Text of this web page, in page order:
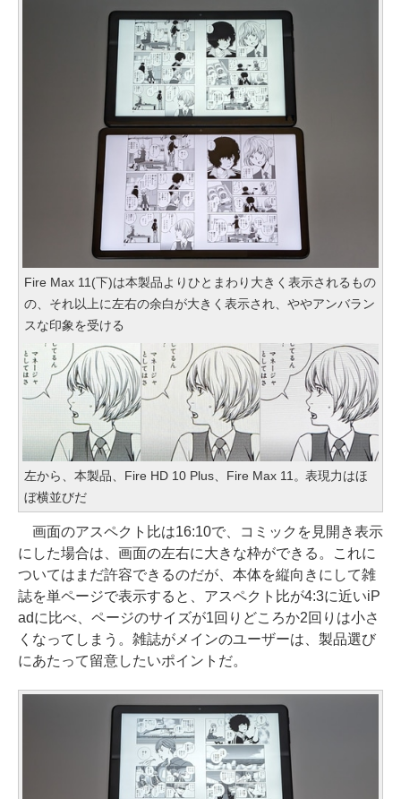
Fire Max 11(下)は本製品よりひとまわり大きく表示されるもの
の、それ以上に左右の余白が大きく表示され、ややアンバラン
スな印象を受ける
左から、本製品、Fire HD 10 Plus、Fire Max 11。表現力はほ
ぼ横並びだ
画面のアスペクト比は16:10で、コミックを見開き表示
にした場合は、画面の左右に大きな枠ができる。これに
ついてはまだ許容できるのだが、本体を縦向きにして雑
誌を単ページで表示すると、アスペクト比が4:3に近いiP
adに比べ、ページのサイズが1回りどころか2回りは小さ
くなってしまう。雑誌がメインのユーザーは、製品選び
にあたって留意したいポイントだ。